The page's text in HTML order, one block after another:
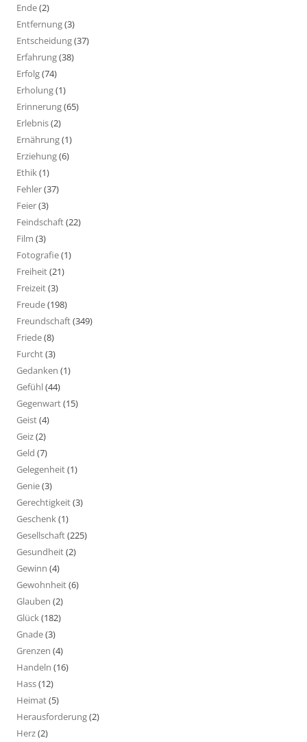
Ende(2)
Entfernung(3)
Entscheidung(37)
Erfahrung(38)
Erfolg(74)
Erholung(1)
Erinnerung(65)
Erlebnis(2)
Ernährung(1)
Erziehung(6)
Ethik(1)
Fehler(37)
Feier(3)
Feindschaft(22)
Film (3)
Fotografie(1)
Freiheit(21)
Freizeit(3)
Freude(198)
Freundschaft(349)
Friede(8)
Furcht(3)
Gedanken (1)
Gefühl(44)
Gegenwart(15)
Geist(4)
Geiz(2)
Geld (7)
Gelegenheit(1)
Genie(3)
Gerechtigkeit(3)
Geschenk(1)
Gesellschaft(225)
Gesundheit(2)
Gewinn (4)
Gewohnheit(6)
Glauben (2)
Glück(182)
Gnade(3)
Grenzen (4)
Handeln (16)
Hass(12)
Heimat(5)
Herausforderung(2)
Herz(2)